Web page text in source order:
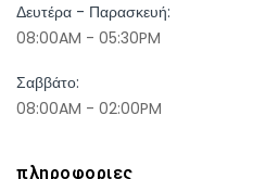
Δευτέρα - Παρασκευή:
08:00AM - 05:30PM
Σαββάτο:
08:00AM - 02:00PM
πληροφοριες